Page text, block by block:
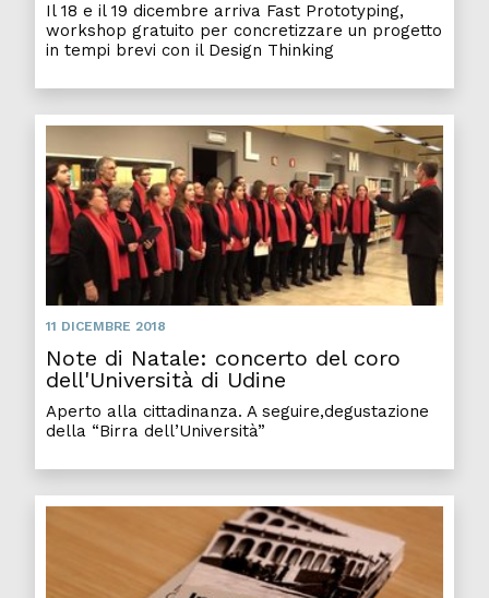
Il 18 e il 19 dicembre arriva Fast Prototyping,
workshop gratuito per concretizzare un progetto
in tempi brevi con il Design Thinking
11 DICEMBRE 2018
Note di Natale: concerto del coro
dell'Università di Udine
Aperto alla cittadinanza. A seguire,degustazione
della “Birra dell’Università”